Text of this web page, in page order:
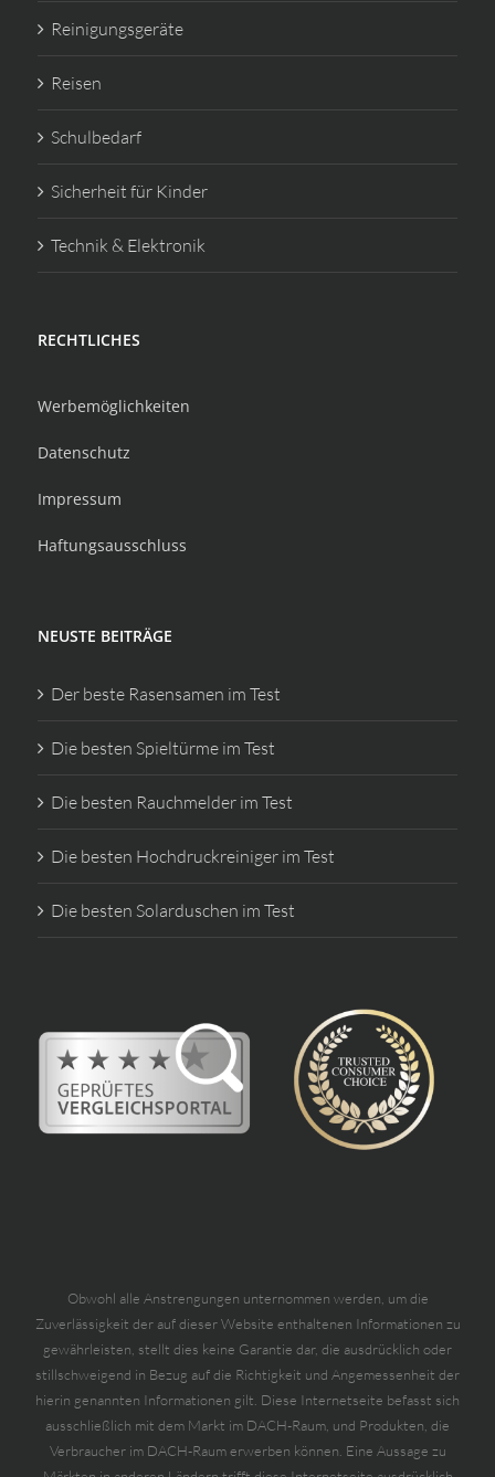
Reinigungsgeräte
Reisen
Schulbedarf
Sicherheit für Kinder
Technik & Elektronik
RECHTLICHES
Werbemöglichkeiten
Datenschutz
Impressum
Haftungsausschluss
NEUSTE BEITRÄGE
Der beste Rasensamen im Test
Die besten Spieltürme im Test
Die besten Rauchmelder im Test
Die besten Hochdruckreiniger im Test
Die besten Solarduschen im Test
Obwohl alle Anstrengungen unternommen werden, um die
Zuverlässigkeit der auf dieser Website enthaltenen Informationen zu
gewährleisten, stellt dies keine Garantie dar, die ausdrücklich oder
stillschweigend in Bezug auf die Richtigkeit und Angemessenheit der
hierin genannten Informationen gilt. Diese Internetseite befasst sich
ausschließlich mit dem Markt im DACH-Raum, und Produkten, die
Verbraucher im DACH-Raum erwerben können. Eine Aussage zu